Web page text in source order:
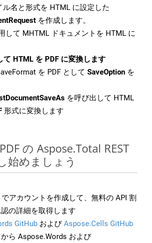
ル名と形式を HTML に設定した
を作成します。
して MHTML ドキュメントを HTML に
HTML を PDF に変換します
を PDF として SaveOption を
を呼び出して HTML
形式に変換します
の Aspose.Total REST
始めましょう
でアカウントを作成して、無料の API 割
の詳細を取得します
GitHub およびAspose.Cells GitHub
ら Aspose.Words および